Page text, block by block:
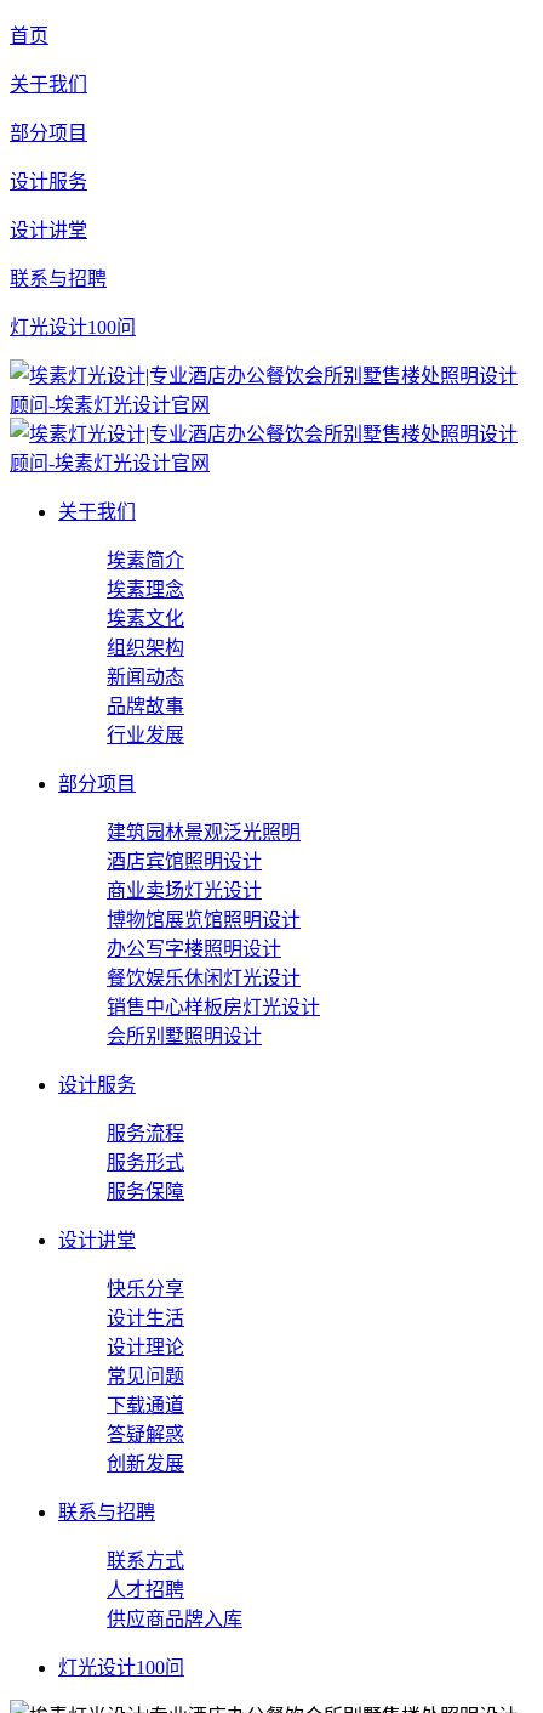
首页
关于我们
部分项目
设计服务
设计讲堂
联系与招聘
灯光设计100问
关于我们
埃素简介
埃素理念
埃素文化
组织架构
新闻动态
品牌故事
行业发展
部分项目
建筑园林景观泛光照明
酒店宾馆照明设计
商业卖场灯光设计
博物馆展览馆照明设计
办公写字楼照明设计
餐饮娱乐休闲灯光设计
销售中心样板房灯光设计
会所别墅照明设计
设计服务
服务流程
服务形式
服务保障
设计讲堂
快乐分享
设计生活
设计理论
常见问题
下载通道
答疑解惑
创新发展
联系与招聘
联系方式
人才招聘
供应商品牌入库
灯光设计100问